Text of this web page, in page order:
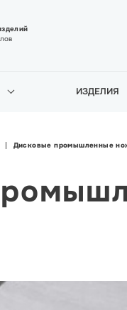
ИЗДЕЛИЯ
Дисковые промышленные